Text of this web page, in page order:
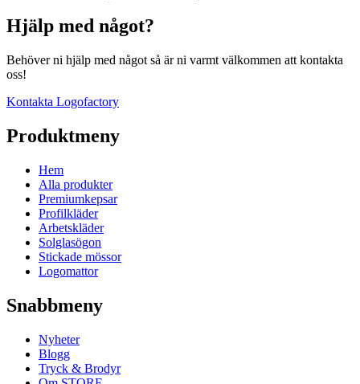
Hjälp med något?
Behöver ni hjälp med något så är ni varmt välkommen att kontakta
oss!
Kontakta Logofactory
Produktmeny
Hem
Alla produkter
Premiumkepsar
Profilkläder
Arbetskläder
Solglasögon
Stickade mössor
Logomattor
Snabbmeny
Nyheter
Blogg
Tryck & Brodyr